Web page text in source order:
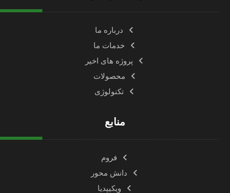
درباره ما
خدمات ما
پروژه های اخیر
محصولات
تکنولوژی
منابع
فروم
دانش محور
ویکیپدیا